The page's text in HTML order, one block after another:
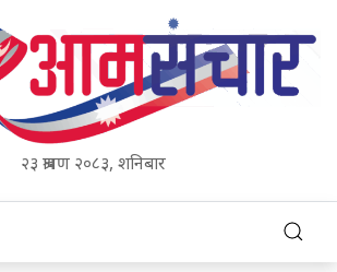
२३ श्रावण २०८३, शनिबार